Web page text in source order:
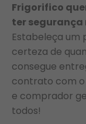
Frigorifico
ter segurança
Estabeleça um
certeza de
consegue
contrato com
e comprador
todos!